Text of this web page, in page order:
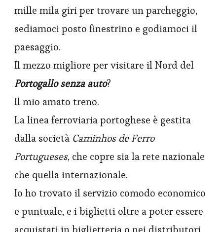
mille mila giri per trovare un parcheggio,
sediamoci posto finestrino e godiamoci il
paesaggio.
Il mezzo migliore per visitare il Nord del
Portogallo senza auto?
Il mio amato treno.
La linea ferroviaria portoghese è gestita
dalla società Caminhos de Ferro
Portugueses, che copre sia la rete nazionale
che quella internazionale.
Io ho trovato il servizio comodo economico
e puntuale, e i biglietti oltre a poter essere
acquistati in biglietteria o nei distributori